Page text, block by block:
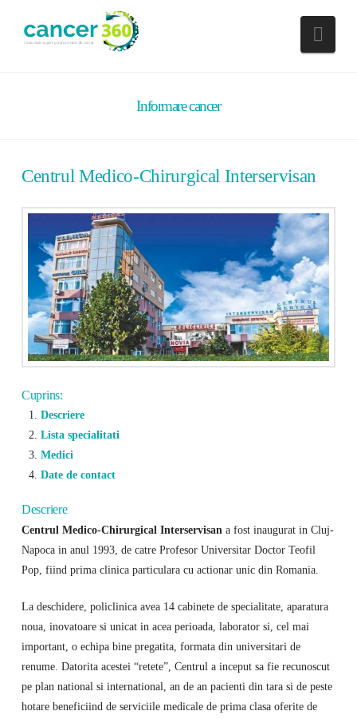
Informare cancer
Centrul Medico-Chirurgical Interservisan
Cuprins:
Descriere
Lista specialitati
Medici
Date de contact
Descriere
Centrul Medico-Chirurgical Interservisan a fost inaugurat in Cluj-
Napoca in anul 1993, de catre Profesor Universitar Doctor Teofil
Pop, fiind prima clinica particulara cu actionar unic din Romania.
La deschidere, policlinica avea 14 cabinete de specialitate, aparatura
noua, inovatoare si unicat in acea perioada, laborator si, cel mai
important, o echipa bine pregatita, formata din universitari de
renume. Datorita acestei “retete”, Centrul a inceput sa fie recunoscut
pe plan national si international, an de an pacienti din tara si de peste
hotare beneficiind de serviciile medicale de prima clasa oferite de